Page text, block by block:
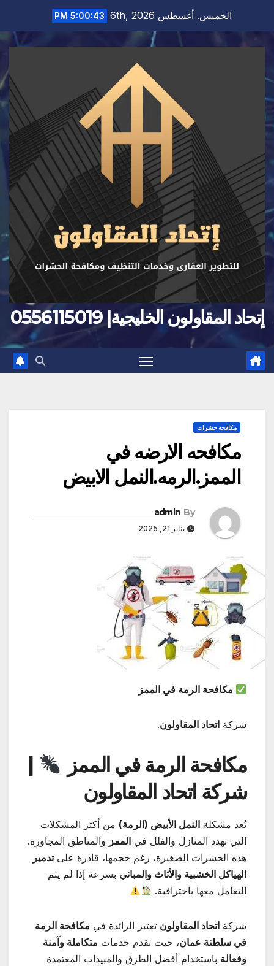
content
الخميس. أغسطس 6th, 2026 5:00:44 PM
إتحاد المقاولون الخليجية| 0556115019
مكافحة حشرات
مكافحه الارضه في
الممز.الرمه.النمل الابيض
By
admin
يناير 21, 2025
مكافحة الرمة في الممز
شركة اتحاد المقاولون.
مكافحة الرمة في الممز
|
شركة اتحاد المقاولون
تُعد مشكلة النمل الأبيض (الرمة) من أكثر المشكلات
التي تهدد المنازل والفلل في الممز والمناطق المجاورة.
هذه الحشرات الصغيرة، رغم حجمها، قادرة علىتدمير
الهياكل الخشبية والأثاث والمباني بسرعة إذا لم يتم
التعامل معها باحترافية.
شركة اتحاد المقاولون تعتبر الرائدة في مكافحة الرمة
في سلطنة عمان، حيث تقدم خدمات متكاملة وآمنة
وفعالة باستخدام أفضل الطرق والمبيدات المعتمدة